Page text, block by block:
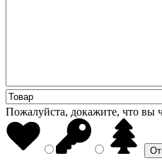
Пожалуйста, докажите, что вы